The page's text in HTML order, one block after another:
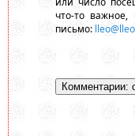
что-то
письмо: